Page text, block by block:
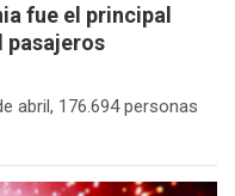
fue el principal
pasajeros
abril, 176.694 personas